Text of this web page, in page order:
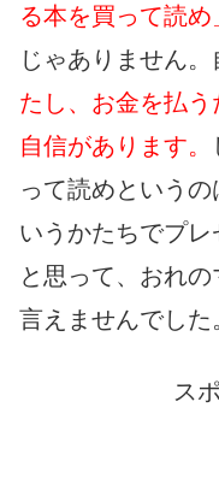
る本を買って読め
じゃありません
たし、お金を払
自信があります。
って読めという
いうかたちでプ
と思って、おれ
言えませんでした
ス